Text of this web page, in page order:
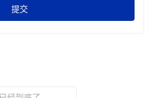
希望与机器人伙伴与行业组织
更多的机器人本体能够拥有高效
提交